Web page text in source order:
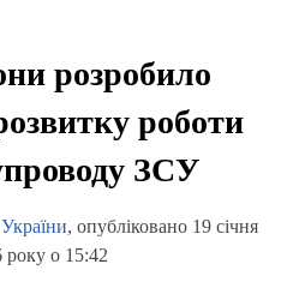
розробило
роботи
ЗСУ
, опубліковано 19 січня
року о 15:42